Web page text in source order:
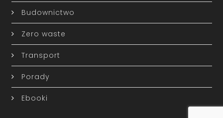
Budownictwo
Zero waste
Transport
Porady
Ebooki